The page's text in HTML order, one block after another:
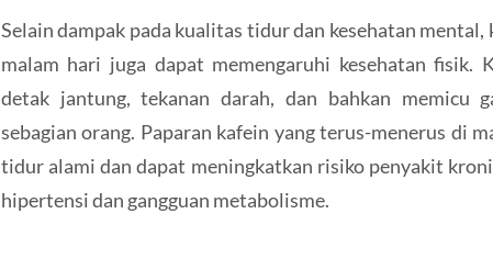
Selain dampak pada kualitas tidur dan kesehatan
malam hari juga dapat memengaruhi kesehatan fisik.
detak jantung, tekanan darah, dan bahkan memicu
sebagian orang. Paparan kafein yang terus-menerus di
tidur alami dan dapat meningkatkan risiko penyakit
hipertensi dan gangguan metabolisme.